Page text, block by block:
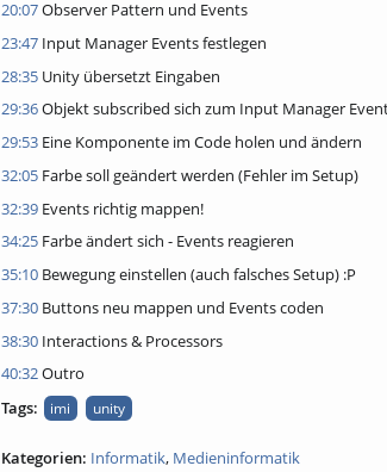
20:07Observer Pattern und Events
23:47Input Manager Events festlegen
28:35Unity übersetzt Eingaben
29:36Objekt subscribed sich zum Input Manager
29:53Eine Komponente im Code holen und ändern
32:05Farbe soll geändert werden (Fehler im Setup)
32:39Events richtig mappen!
34:25Farbe ändert sich - Events reagieren
35:10Bewegung einstellen (auch falsches Setup) :P
37:30Buttons neu mappen und Events coden
38:30Interactions & Processors
40:32Outro
Tags:
imi unity
Kategorien: Informatik, Medieninformatik